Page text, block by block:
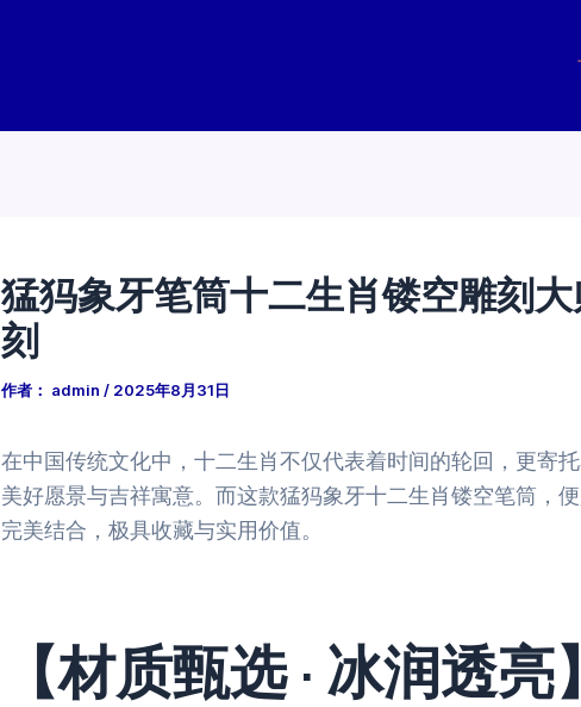
猛犸象牙笔筒十二生肖镂空雕刻
刻
作者： admin / 2025年8月31日
在中国传统文化中，十二生肖不仅代表着时间的轮回，更寄
美好愿景与吉祥寓意。而这款猛犸象牙十二生肖镂空笔筒，
完美结合，极具收藏与实用价值。
【材质甄选 · 冰润透亮】